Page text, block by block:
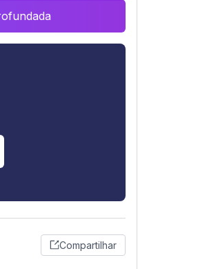
Compartilhar